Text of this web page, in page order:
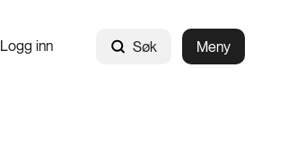
Logg inn Søk Meny